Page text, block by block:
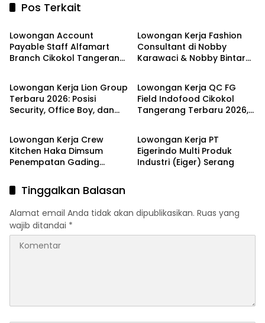
Pos Terkait
LOKER TANGERANG
Lowongan Account
Payable Staff Alfamart
Branch Cikokol Tangerang
Lowongan Kerja Fashion
Consultant di Nobby
Karawaci & Nobby Bintaro
LOKER TANGERANG
Lowongan Kerja Lion Group
Terbaru 2026: Posisi
Security, Office Boy, dan
LOKER TANGERANG
Lowongan Kerja QC FG
Field Indofood Cikokol
Tangerang Terbaru 2026,
LOKER TANGERANG
Lowongan Kerja Crew
Kitchen Haka Dimsum
Penempatan Gading
Terbaru Agustus 2026
LOKER PT
Lowongan Kerja PT
Eigerindo Multi Produk
Industri (Eiger) Serang
Tinggalkan Balasan
Alamat email Anda tidak akan dipublikasikan. Ruas yang
wajib ditandai *